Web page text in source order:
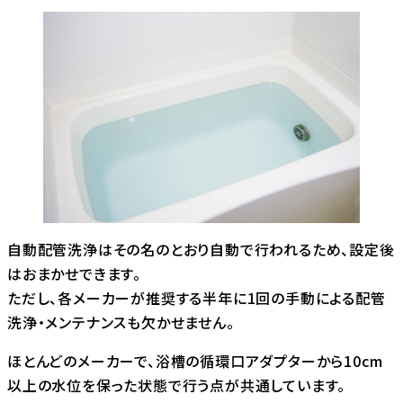
自動配管洗浄はその名のとおり自動で行われるため、設定後
はおまかせできます。
ただし、各メーカーが推奨する半年に1回の手動による配管
洗浄・メンテナンスも欠かせません。
ほとんどのメーカーで、浴槽の循環口アダプターから10cm
以上の水位を保った状態で行う点が共通しています。